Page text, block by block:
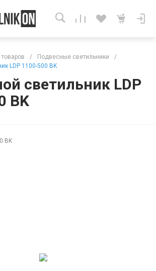
товаров / Подвесные светильники
/
LDP 1100-500 BK
светильник LDP
BK
BK